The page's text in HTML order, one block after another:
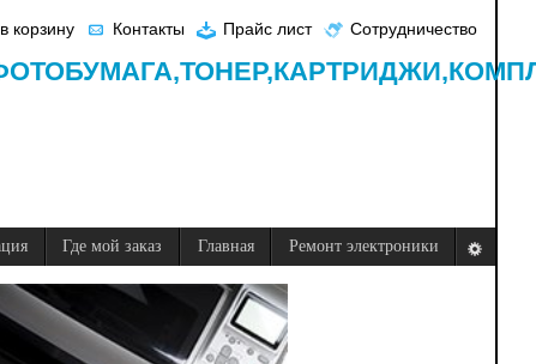
корзину Контакты Прайс лист Сотрудничество
ТОНЕР,КАРТРИДЖИ,
Где мой заказ Главная Ремонт электроники